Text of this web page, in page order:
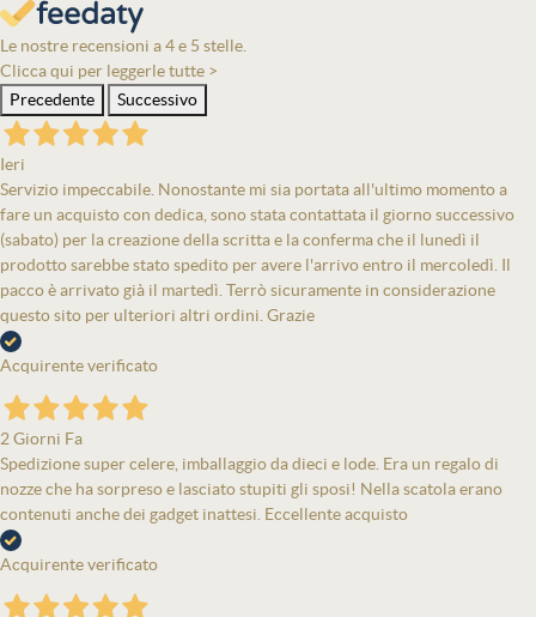
Le nostre recensioni a 4 e 5 stelle.
Clicca qui per leggerle tutte >
Precedente
Successivo
Ieri
Servizio impeccabile. Nonostante mi sia portata all'ultimo momento a
fare un acquisto con dedica, sono stata contattata il giorno successivo
(sabato) per la creazione della scritta e la conferma che il lunedì il
prodotto sarebbe stato spedito per avere l'arrivo entro il mercoledì. Il
pacco è arrivato già il martedì. Terrò sicuramente in considerazione
questo sito per ulteriori altri ordini. Grazie
Acquirente verificato
2 Giorni Fa
Spedizione super celere, imballaggio da dieci e lode. Era un regalo di
nozze che ha sorpreso e lasciato stupiti gli sposi! Nella scatola erano
contenuti anche dei gadget inattesi. Eccellente acquisto
Acquirente verificato